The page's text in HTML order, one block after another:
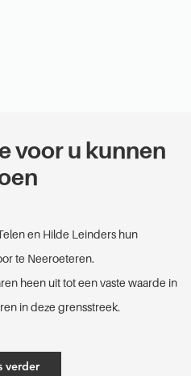
voor u kunnen
en Hilde Leinders hun
te Neeroeteren.
heen uit tot een vaste waarde in
in deze grensstreek.
verder